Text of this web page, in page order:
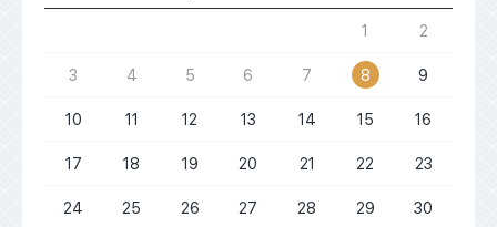
1 2
3 4 5 6 7 8 9
10 11 12 13 14 15 16
17 18 19 20 21 22 23
24 25 26 27 28 29 30